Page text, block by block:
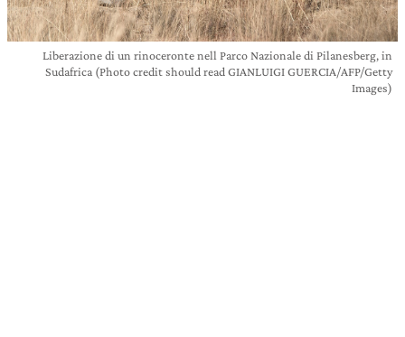
Liberazione di un rinoceronte nell Parco Nazionale di Pilanesberg, in
Sudafrica (Photo credit should read GIANLUIGI GUERCIA/AFP/Getty
Images)